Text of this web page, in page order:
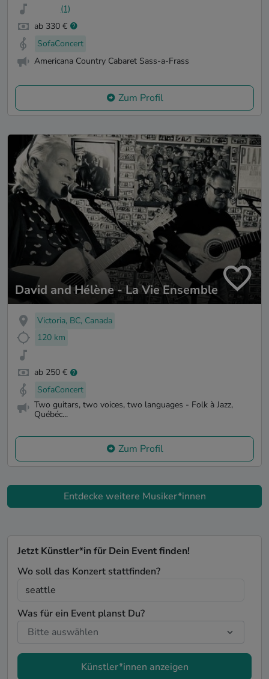
(1)
ab 330 €
SofaConcert
Americana Country Cabaret Sass-a-Frass
Zum Profil
David and Hélène - La Vie Ensemble
Victoria, BC, Canada
120 km
ab 250 €
SofaConcert
Two guitars, two voices, two languages - Folk à Jazz,
Québéc...
Zum Profil
Entdecke weitere Musiker*innen
Jetzt Künstler*in für Dein Event finden!
Wo soll das Konzert stattfinden?
Was für ein Event planst Du?
Künstler*innen anzeigen